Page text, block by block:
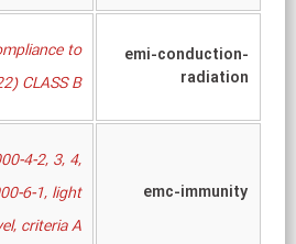
emi-conduction-
radiation
to
CLASS B
emc-immunity
4-2, 3, 4,
6-1, light
criteria A